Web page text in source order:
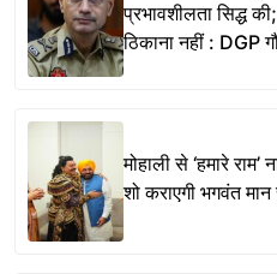
प्रभावशीलता सिद्ध
ठिकाना नहीं : DGP
मोहाली से ‘हमारे
शो कराएगी भगवंत